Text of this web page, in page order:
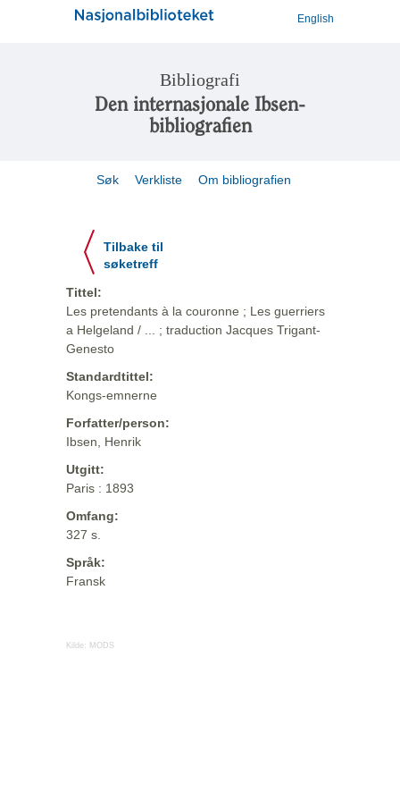
English
Bibliografi
Den internasjonale Ibsen-
bibliografien
Søk Verkliste Om bibliografien
Tilbake til
søketreff
Tittel:
Les pretendants à la couronne ; Les guerriers
a Helgeland / ... ; traduction Jacques Trigant-
Genesto
Standardtittel:
Kongs-emnerne
Forfatter/person:
Ibsen, Henrik
Utgitt:
Paris : 1893
Omfang:
327 s.
Språk:
Fransk
Kilde: MODS